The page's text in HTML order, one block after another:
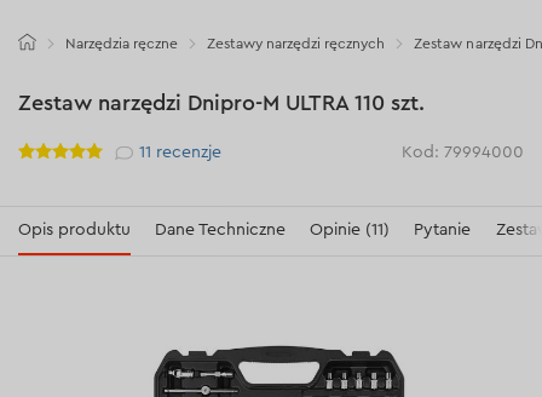
Narzędzia ręczne Zestawy narzędzi ręcznych Zestaw narzędzi
Zestaw narzędzi Dnipro-M ULTRA 110 szt.
Рейтинг 11 recenzje Kod: 79994000
Opis produktu Dane Techniczne Opinie (11) Pytanie